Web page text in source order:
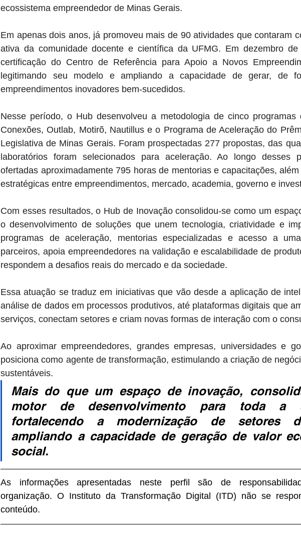
ecossistema empreendedor de Minas Gerais.
Em apenas dois anos, já promoveu mais de 90 atividades que contaram
ativa da comunidade docente e científica da UFMG. Em dezembro
certificação do Centro de Referência para Apoio a Novos
legitimando seu modelo e ampliando a capacidade de gerar, de
empreendimentos inovadores bem-sucedidos.
Nesse período, o Hub desenvolveu a metodologia de cinco
Conexões, Outlab, Motirõ, Nautillus e o Programa de Aceleração do
Legislativa de Minas Gerais. Foram prospectadas 277 propostas, das
laboratórios foram selecionados para aceleração. Ao longo desses
ofertadas aproximadamente 795 horas de mentorias e capacitações,
estratégicas entre empreendimentos, mercado, academia, governo e
Com esses resultados, o Hub de Inovação consolidou-se como um
o desenvolvimento de soluções que unem tecnologia, criatividade e
programas de aceleração, mentorias especializadas e acesso a
parceiros, apoia empreendedores na validação e escalabilidade de
respondem a desafios reais do mercado e da sociedade.
Essa atuação se traduz em iniciativas que vão desde a aplicação de
análise de dados em processos produtivos, até plataformas digitais que
serviços, conectam setores e criam novas formas de interação com o
Ao aproximar empreendedores, grandes empresas, universidades e
posiciona como agente de transformação, estimulando a criação de
sustentáveis.
Mais do que um espaço de inovação,
motor de desenvolvimento para toda a
fortalecendo a modernização de setores
ampliando a capacidade de geração de valor
social.
As informações apresentadas neste perfil são de
organização. O Instituto da Transformação Digital (ITD) não se
conteúdo.